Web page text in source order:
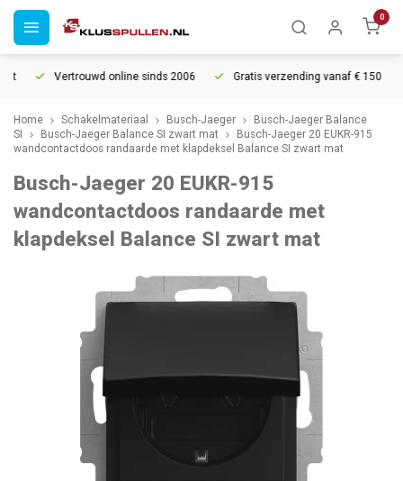
0
Vertrouwd online sinds 2006 Gratis verzending vanaf € 150
Home Schakelmateriaal Busch-Jaeger
Busch-Jaeger Balance
SI
Busch-Jaeger Balance SI zwart mat
Busch-Jaeger 20 EUKR-915
wandcontactdoos randaarde met klapdeksel Balance SI zwart mat
Busch-Jaeger 20 EUKR-915
wandcontactdoos randaarde met
klapdeksel Balance SI zwart mat